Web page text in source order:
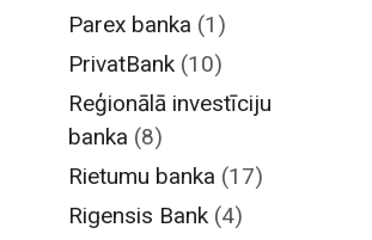
Parex banka (1)
PrivatBank (10)
Reģionālā investīciju
banka (8)
Rietumu banka (17)
Rigensis Bank (4)